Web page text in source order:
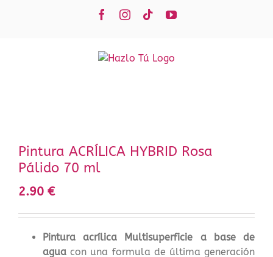
FacebookInstagram
TiktokYouTube
Pintura ACRÍLICA HYBRID Rosa
Pálido 70 ml
2.90 €
Pintura acrílica Multisuperficie a base de
agua con una formula de última generación